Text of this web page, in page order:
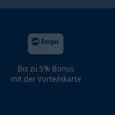
Bis zu 5% Bonus
mit der Vorteilskarte